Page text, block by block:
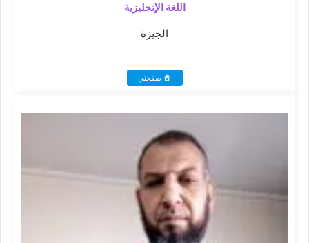
اللغة الإنجليزية
الجيزة
صفحتي